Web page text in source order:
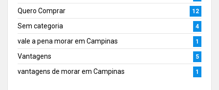
Quero Comprar 12
Sem categoria 4
vale a pena morar em Campinas 1
Vantagens 5
vantagens de morar em Campinas 1